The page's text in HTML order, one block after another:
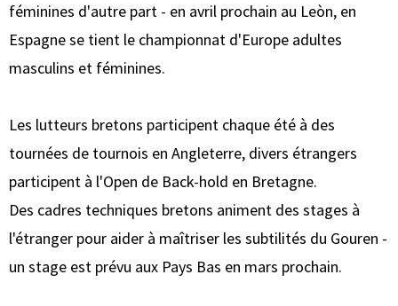
féminines d'autre part - en avril prochain au Leòn, en
Espagne se tient le championnat d'Europe adultes
masculins et féminines.
Les lutteurs bretons participent chaque été à des
tournées de tournois en Angleterre, divers étrangers
participent à l'Open de Back-hold en Bretagne.
Des cadres techniques bretons animent des stages à
l'étranger pour aider à maîtriser les subtilités du Gouren -
un stage est prévu aux Pays Bas en mars prochain.